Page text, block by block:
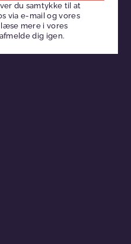
du samtykke til at
via e-mail og vores
mere i vores
dig igen.